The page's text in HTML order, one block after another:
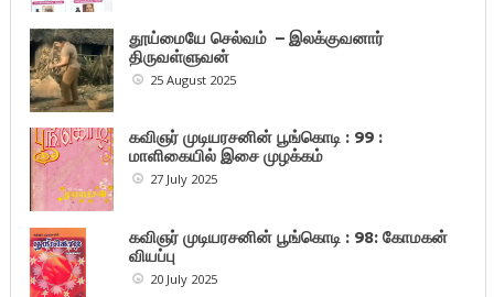
தூய்மையே செல்வம் – இலக்குவனார்
திருவள்ளுவன்
25 August 2025
கவிஞர் முடியரசனின் பூங்கொடி : 99 :
மாளிகையில் இசை முழக்கம்
27 July 2025
கவிஞர் முடியரசனின் பூங்கொடி : 98: கோமகன்
வியப்பு
20 July 2025